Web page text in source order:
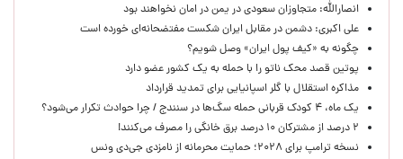
انصارالله: متجاوزان سعودی در یمن در امان نخواهند بود
علی اکبری: دشمن در مقابل ایران شکست مفتضحانه‌ای خورده است
چگونه به «کیف پول ایران» وصل شویم؟
پوتین قصد محک ناتو را با حمله به یک کشور عضو دارد
مذاکره استقلال با گلر اسپانیایی برای تمدید قرارداد
یک ماه، ۴ کودک قربانی حمله سگ‌ها در سنندج / چرا حوادث تکرار می‌شود؟
۲ درصد از مشترکان ۱۰ درصد برق خانگی را مصرف می‌کنند!
نسخه ترامپ برای ۲۰۲۸؛ حمایت محرمانه از نامزدی جی‌دی ونس